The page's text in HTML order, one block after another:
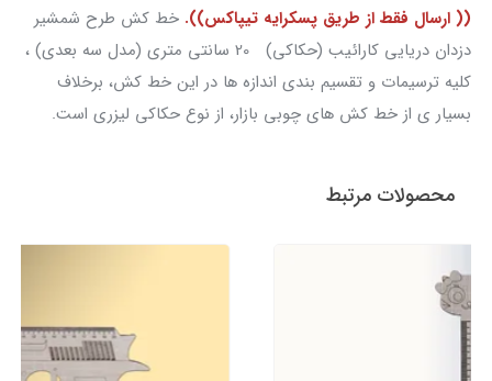
(( ارسال فقط از طریق پسکرایه تیپاکس)). خط کش طرح شمشیر
دزدان دریایی کارائیب (حکاکی) 20 سانتی متری (مدل سه بعدی) ،
کلیه ترسیمات و تقسیم بندی اندازه ها در این خط کش، برخلاف
بسیار ی از خط کش های چوبی بازار، از نوع حکاکی لیزری است.
محصولات مرتبط